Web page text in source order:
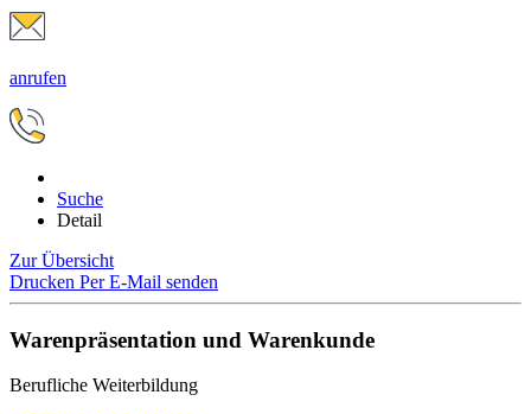
anrufen
Suche
Detail
Zur Übersicht
Drucken Per E-Mail senden
Warenpräsentation und Warenkunde
Berufliche Weiterbildung